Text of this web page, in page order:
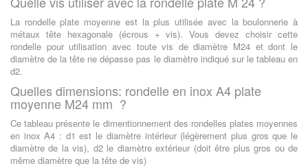
La rondelle plate moyenne est la plus utilisée avec la boulonnerie à
métaux tête hexagonale (écrous + vis). Vous devez choisir cette
rondelle pour utilisation avec toute vis de diamètre M24 et dont le
diamètre de la tête ne dépasse pas le diamètre indiqué sur le tableau en
d2.
Quelles dimensions: rondelle en inox A4 plate
moyenne M24 mm ?
Ce tableau présente le dimentionnement des rondelles plates moyennes
en inox A4 : d1 est le diamètre intérieur (légèrement plus gros que le
diamètre de la vis), d2 le diamètre extérieur (doit être plus gros ou de
même diamètre que la tête de vis)